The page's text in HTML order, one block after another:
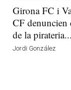
Girona FC i
CF denuncien
de la pirateria...
Jordi González